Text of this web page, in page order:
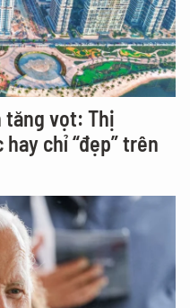
tăng vọt: Thị
chỉ “đẹp” trên